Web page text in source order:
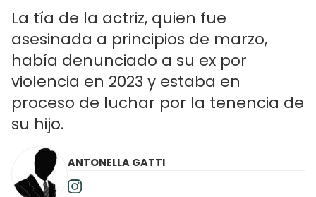
La tía de la actriz, quien fue
asesinada a principios de marzo,
había denunciado a su ex por
violencia en 2023 y estaba en
proceso de luchar por la tenencia de
su hijo.
ANTONELLA GATTI